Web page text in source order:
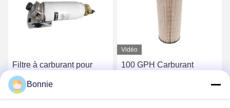
Filtre à carburant pour
moteur de camion PL420
99,99% Efficacité de
filtration RSO 9001
Vidéo
100 GPH Carburant
de camion 1873018
Bonnie